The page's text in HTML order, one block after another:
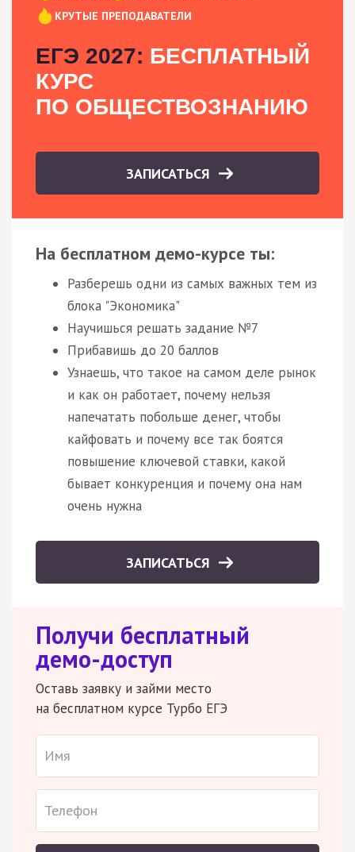
КРУТЫЕ ПРЕПОДАВАТЕЛИ
ЕГЭ 2027: БЕСПЛАТНЫЙ
КУРС
ПО ОБЩЕСТВОЗНАНИЮ
ЗАПИСАТЬСЯ
На бесплатном демо-курсе ты:
Разберешь одни из самых важных тем из
блока "Экономика"
Научишься решать задание №7
Прибавишь до 20 баллов
Узнаешь, что такое на самом деле рынок
и как он работает, почему нельзя
напечатать побольше денег, чтобы
кайфовать и почему все так боятся
повышение ключевой ставки, какой
бывает конкуренция и почему она нам
очень нужна
ЗАПИСАТЬСЯ
Получи бесплатный
демо-доступ
Оставь заявку и займи место
на бесплатном курсе Турбо ЕГЭ